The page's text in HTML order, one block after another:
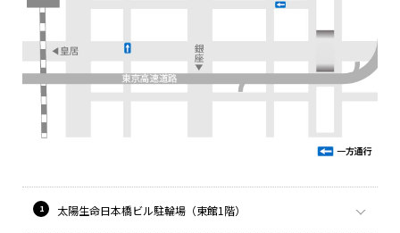
太陽生命日本橋ビル駐輪場（東館1階）